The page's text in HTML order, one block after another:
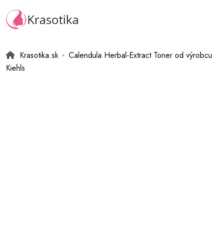
Krasotika.sk
Calendula Herbal-Extract Toner od výrobcu
Kiehls